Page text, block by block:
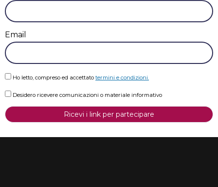
Email
Ho letto, compreso ed accettato termini e condizioni.
Desidero ricevere comunicazioni o materiale informativo
Ricevi i link per partecipare